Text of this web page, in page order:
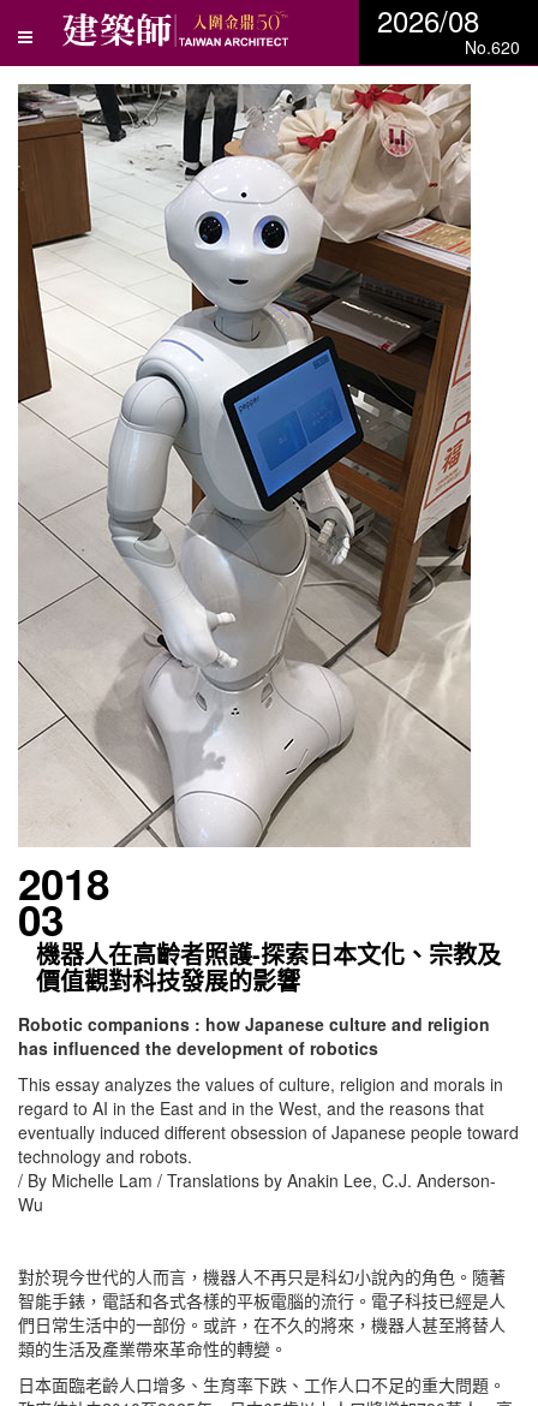
2026/08
No.620
2018
03
機器人在高齡者照護-探索日本文化、宗教及
價值觀對科技發展的影響
Robotic companions : how Japanese culture and religion
has influenced the development of robotics
This essay analyzes the values of culture, religion and morals in
regard to AI in the East and in the West, and the reasons that
eventually induced different obsession of Japanese people toward
technology and robots.
/ By Michelle Lam / Translations by Anakin Lee, C.J. Anderson-
Wu
對於現今世代的人而言，機器人不再只是科幻小說內的角色。隨著
智能手錶，電話和各式各樣的平板電腦的流行。電子科技已經是人
們日常生活中的一部份。或許，在不久的將來，機器人甚至將替人
類的生活及產業帶來革命性的轉變。
日本面臨老齡人口增多、生育率下跌、工作人口不足的重大問題。